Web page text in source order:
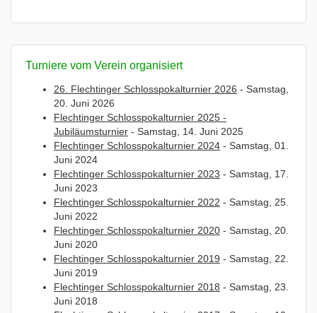
Turniere vom Verein organisiert
26. Flechtinger Schlosspokalturnier 2026 - Samstag,
20. Juni 2026
Flechtinger Schlosspokalturnier 2025 -
Jubiläumsturnier - Samstag, 14. Juni 2025
Flechtinger Schlosspokalturnier 2024 - Samstag, 01.
Juni 2024
Flechtinger Schlosspokalturnier 2023 - Samstag, 17.
Juni 2023
Flechtinger Schlosspokalturnier 2022 - Samstag, 25.
Juni 2022
Flechtinger Schlosspokalturnier 2020 - Samstag, 20.
Juni 2020
Flechtinger Schlosspokalturnier 2019 - Samstag, 22.
Juni 2019
Flechtinger Schlosspokalturnier 2018 - Samstag, 23.
Juni 2018